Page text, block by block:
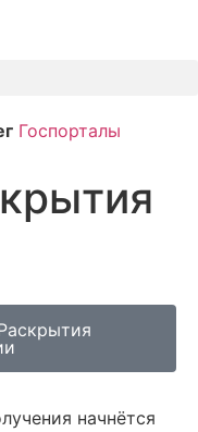
Госпорталы
начнётся